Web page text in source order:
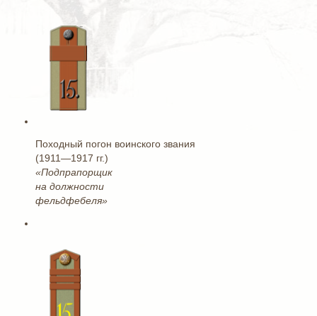
Походный погон воинского звания
(1911—1917 гг.)
«Подпрапорщик
на должности
фельдфебеля»